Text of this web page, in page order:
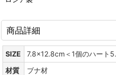
商品詳細
SIZE
7.8x12.8cm＜1個のハー
材質
ブナ材